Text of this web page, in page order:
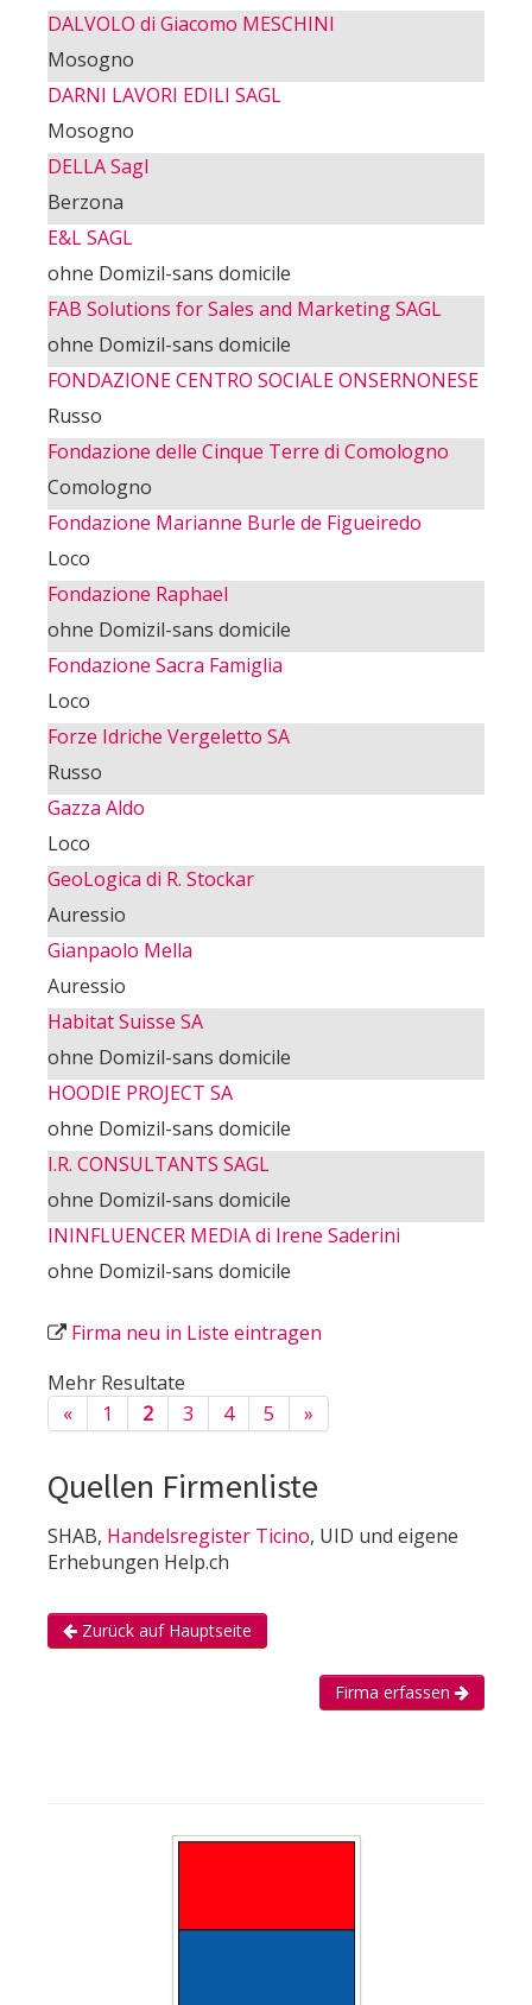
DALVOLO di Giacomo MESCHINI
Mosogno
DARNI LAVORI EDILI SAGL
Mosogno
DELLA Sagl
Berzona
E&L SAGL
ohne Domizil-sans domicile
FAB Solutions for Sales and Marketing SAGL
ohne Domizil-sans domicile
FONDAZIONE CENTRO SOCIALE ONSERNONESE
Russo
Fondazione delle Cinque Terre di Comologno
Comologno
Fondazione Marianne Burle de Figueiredo
Loco
Fondazione Raphael
ohne Domizil-sans domicile
Fondazione Sacra Famiglia
Loco
Forze Idriche Vergeletto SA
Russo
Gazza Aldo
Loco
GeoLogica di R. Stockar
Auressio
Gianpaolo Mella
Auressio
Habitat Suisse SA
ohne Domizil-sans domicile
HOODIE PROJECT SA
ohne Domizil-sans domicile
I.R. CONSULTANTS SAGL
ohne Domizil-sans domicile
ININFLUENCER MEDIA di Irene Saderini
ohne Domizil-sans domicile
Firma neu in Liste eintragen
Mehr Resultate
«
1 2 3 4 5 »
Quellen Firmenliste
SHAB, Handelsregister Ticino, UID und eigene
Erhebungen Help.ch
Zurück auf Hauptseite
Firma erfassen